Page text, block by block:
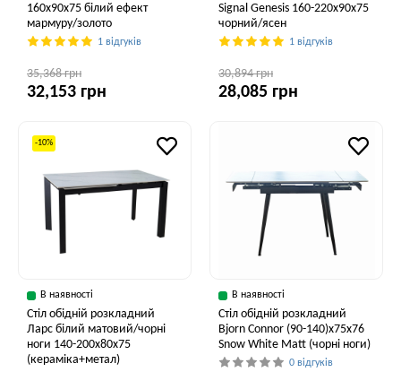
160x90x75 білий ефект
мармуру/золото
1 відгуків
35,368 грн
32,153 грн
Signal Genesis 160-220x90x75
чорний/ясен
1 відгуків
30,894 грн
28,085 грн
-10%
В наявності
Стіл обідній розкладний
Ларс білий матовий/чорні
ноги 140-200x80x75
(кераміка+метал)
В наявності
Стіл обідній розкладний
Bjorn Connor (90-140)х75х76
Snow White Matt (чорні ноги)
0 відгуків